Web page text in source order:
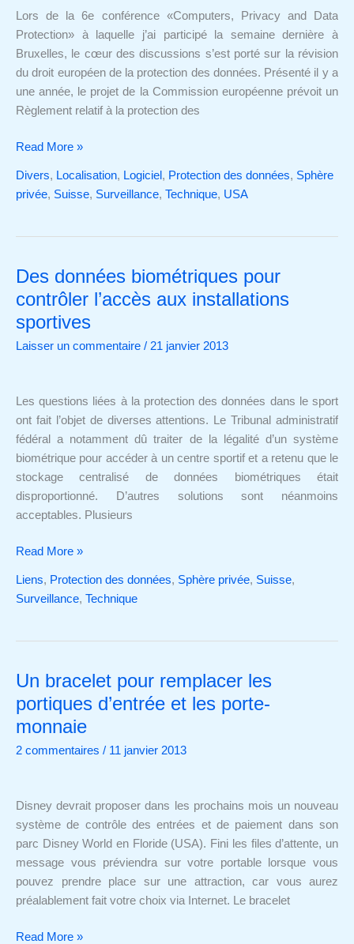
Lors de la 6e conférence «Computers, Privacy and Data
Protection» à laquelle j’ai participé la semaine dernière à
Bruxelles, le cœur des discussions s’est porté sur la révision
du droit européen de la protection des données. Présenté il y a
une année, le projet de la Commission européenne prévoit un
Règlement relatif à la protection des
Read More »
Divers, Localisation, Logiciel , Protection des données, Sphère
privée, Suisse, Surveillance, Technique, USA
Des données biométriques pour
contrôler l’accès aux installations
sportives
Laisser un commentaire / 21 janvier 2013
Les questions liées à la protection des données dans le sport
ont fait l’objet de diverses attentions. Le Tribunal administratif
fédéral a notamment dû traiter de la légalité d’un système
biométrique pour accéder à un centre sportif et a retenu que le
stockage centralisé de données biométriques était
disproportionné. D’autres solutions sont néanmoins
acceptables. Plusieurs
Des
données
pour
contrôler
installations
sportives
Read More »
Liens, Protection des données, Sphère privée, Suisse,
Surveillance, Technique
Un bracelet pour remplacer les
portiques d’entrée et les porte-
monnaie
2 commentaires / 11 janvier 2013
Disney devrait proposer dans les prochains mois un nouveau
système de contrôle des entrées et de paiement dans son
parc Disney World en Floride (USA). Fini les files d’attente, un
message vous préviendra sur votre portable lorsque vous
pouvez prendre place sur une attraction, car vous aurez
préalablement fait votre choix via Internet. Le bracelet
bracelet
pour
remplacer
les
et
les
porte-
monnaie
Read More »